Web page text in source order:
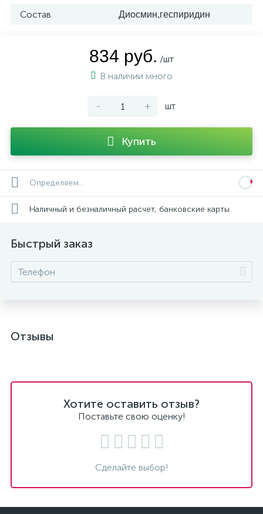
Состав Диосмин,геспиридин
834 руб. /шт
В наличии много
- + шт
Купить
Определяем...
Наличный и безналичный расчет, банковские карты
Быстрый заказ
Отзывы
Хотите оставить отзыв?
Поставьте свою оценку!
Сделайте выбор!